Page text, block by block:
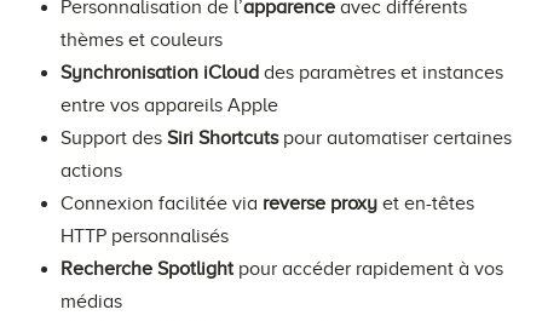
Personnalisation de l’apparence avec différents
thèmes et couleurs
Synchronisation iCloud des paramètres et instances
entre vos appareils Apple
Support des Siri Shortcutspour automatiser certaines
actions
Connexion facilitée via reverse proxy et en-têtes
HTTP personnalisés
Recherche Spotlight pour accéder rapidement à vos
médias